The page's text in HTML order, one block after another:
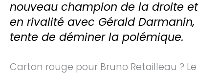
nouveau champion de la droite et
en rivalité avec Gérald Darmanin,
tente de déminer la polémique.
Carton rouge pour Bruno Retailleau ? Le